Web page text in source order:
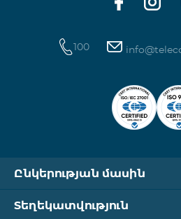
ը պետք է անջատված լինեն,
100
Ընկերության մասին
Տեղեկատվություն